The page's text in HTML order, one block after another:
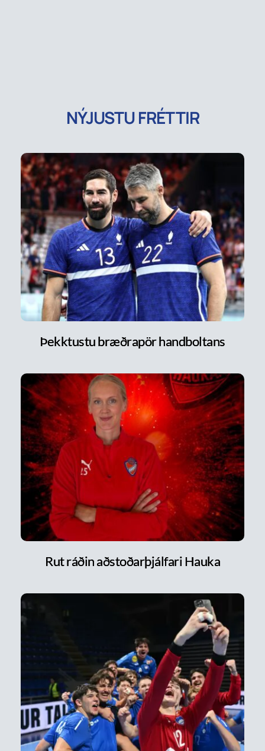
NÝJUSTU FRÉTTIR
Þekktustu bræðrapör handboltans
Rut ráðin aðstoðarþjálfari Hauka